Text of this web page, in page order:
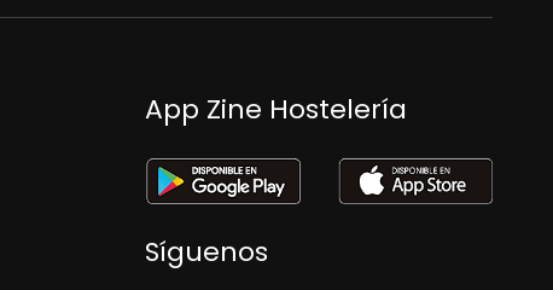
App Zine Hostelería
Síguenos